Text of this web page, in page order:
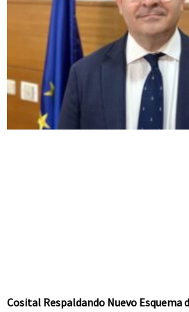
Cosital Respaldando Nuevo Esquema